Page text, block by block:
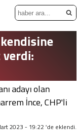
verdi:
adayı olan
İnce, CHP'li
2023 - 19:22 'de eklendi.